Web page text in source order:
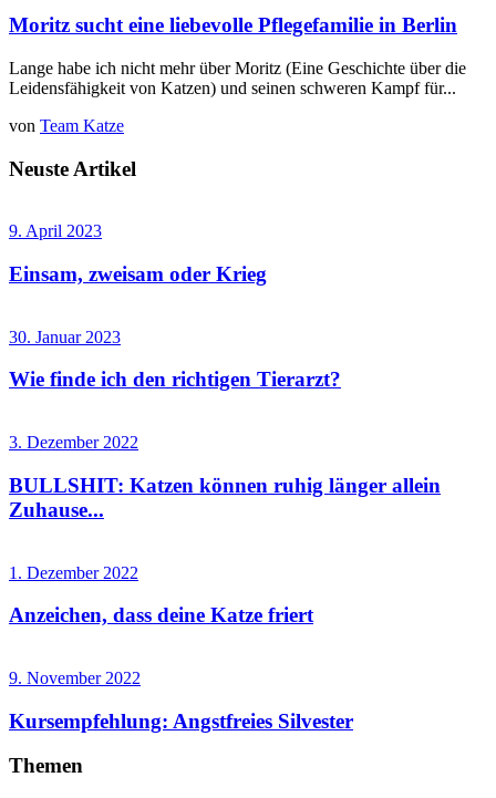
Moritz sucht eine liebevolle Pflegefamilie in Berlin
Lange habe ich nicht mehr über Moritz (Eine Geschichte über die
Leidensfähigkeit von Katzen) und seinen schweren Kampf für...
von Team Katze
Neuste Artikel
9. April 2023
Einsam, zweisam oder Krieg
30. Januar 2023
Wie finde ich den richtigen Tierarzt?
3. Dezember 2022
BULLSHIT: Katzen können ruhig länger allein
Zuhause...
1. Dezember 2022
Anzeichen, dass deine Katze friert
9. November 2022
Kursempfehlung: Angstfreies Silvester
Themen